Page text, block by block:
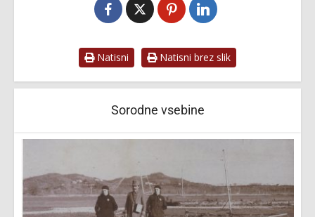
Natisni Natisni brez slik
Sorodne vsebine